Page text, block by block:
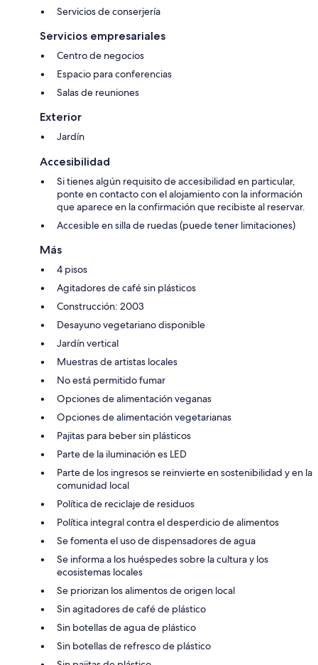
Servicios de conserjería
Servicios empresariales
Centro de negocios
Espacio para conferencias
Salas de reuniones
Exterior
Jardín
Accesibilidad
Si tienes algún requisito de accesibilidad en particular,
ponte en contacto con el alojamiento con la información
que aparece en la confirmación que recibiste al reservar.
Accesible en silla de ruedas (puede tener limitaciones)
Más
4 pisos
Agitadores de café sin plásticos
Construcción: 2003
Desayuno vegetariano disponible
Jardín vertical
Muestras de artistas locales
No está permitido fumar
Opciones de alimentación veganas
Opciones de alimentación vegetarianas
Pajitas para beber sin plásticos
Parte de la iluminación es LED
Parte de los ingresos se reinvierte en sostenibilidad y en la
comunidad local
Política de reciclaje de residuos
Política integral contra el desperdicio de alimentos
Se fomenta el uso de dispensadores de agua
Se informa a los huéspedes sobre la cultura y los
ecosistemas locales
Se priorizan los alimentos de origen local
Sin agitadores de café de plástico
Sin botellas de agua de plástico
Sin botellas de refresco de plástico